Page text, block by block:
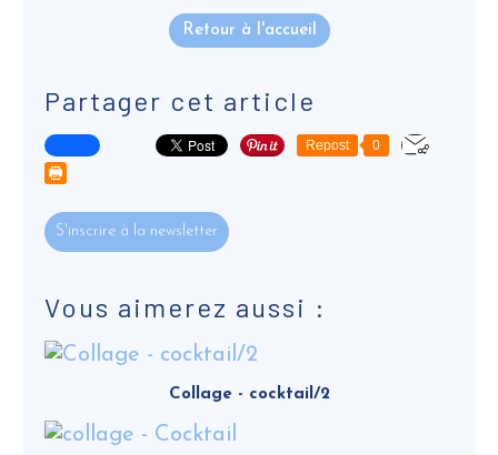
Retour à l'accueil
Partager cet article
Repost 0
S'inscrire à la newsletter
Vous aimerez aussi :
Collage - cocktail/2